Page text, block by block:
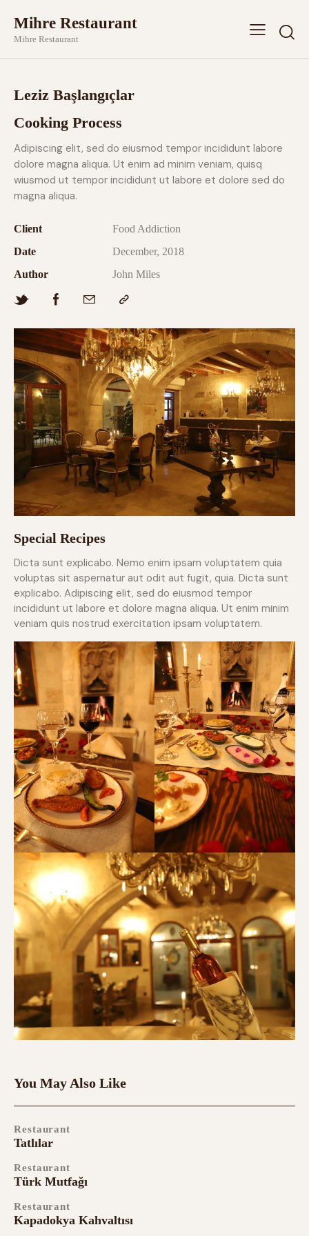
Mihre Restaurant
Mihre Restaurant
Leziz Başlangıçlar
Special Recipes
Dicta sunt explicabo. Nemo enim ipsam voluptatem quia
voluptas sit aspernatur aut odit aut fugit, quia. Dicta sunt
explicabo. Adipiscing elit, sed do eiusmod tempor
incididunt ut labore et dolore magna aliqua. Ut enim minim
veniam quis nostrud exercitation ipsam voluptatem.
Cooking Process
Adipiscing elit, sed do eiusmod tempor incididunt labore
dolore magna aliqua. Ut enim ad minim veniam, quisq
wiusmod ut tempor incididunt ut labore et dolore sed do
magna aliqua.
Client
Food Addiction
Date
December, 2018
Author
John Miles
You May Also Like
Restaurant
Tatlılar
Restaurant
Türk Mutfağı
Restaurant
Kapadokya Kahvaltısı